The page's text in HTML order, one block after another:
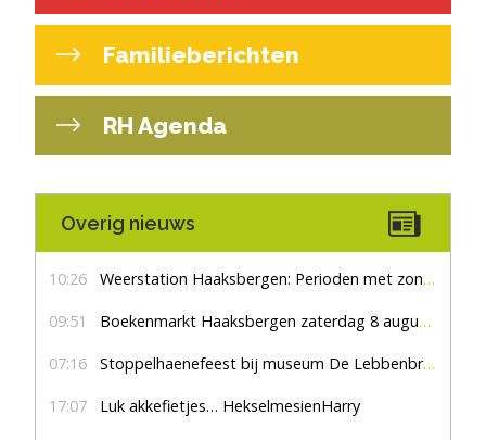
Familieberichten
RH Agenda
Overig nieuws
10:26 Weerstation Haaksbergen: Perioden met zon en droog
09:51 Boekenmarkt Haaksbergen zaterdag 8 augustus, marktplein Haaksbergen
07:16 Stoppelhaenefeest bij museum De Lebbenbrugge
17:07 Luk akkefietjes… HekselmesienHarry